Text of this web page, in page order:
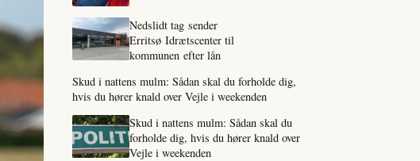
Nedslidt tag sender
Erritsø Idrætscenter til
kommunen efter lån
Skud i nattens mulm: Sådan skal du forholde dig,
hvis du hører knald over Vejle i weekenden
Skud i nattens mulm: Sådan skal du
forholde dig, hvis du hører knald over
Vejle i weekenden